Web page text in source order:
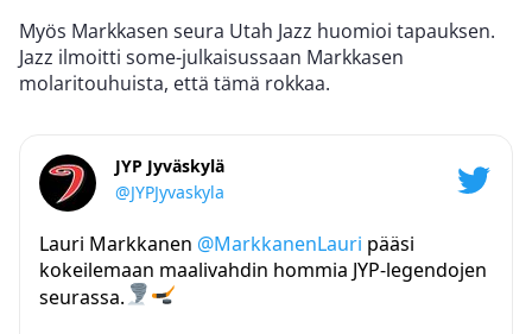
Myös Markkasen seura Utah Jazz huomioi tapauksen.
Jazz ilmoitti some-julkaisussaan Markkasen
molaritouhuista, että tämä rokkaa.
JYP Jyväskylä
@JYPJyvaskyla
Lauri Markkanen @MarkkanenLauri pääsi
kokeilemaan maalivahdin hommia JYP-legendojen
seurassa.